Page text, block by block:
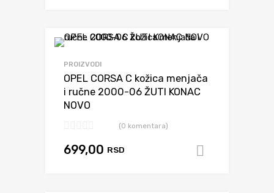
PROIZVODI
OPEL CORSA C kožica menjača
i ručne 2000-06 ŽUTI KONAC
NOVO
(0 komentara)
699,00 RSD